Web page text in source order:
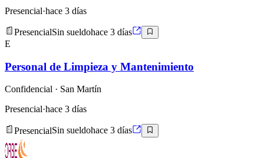
Presencial·hace 3 días
PresencialSin sueldohace 3 días
E
Personal de Limpieza y Mantenimiento
Confidencial · San Martín
Presencial·hace 3 días
PresencialSin sueldohace 3 días